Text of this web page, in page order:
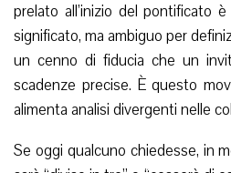
prelato all’inizio del pontificato
significato, ma ambiguo per
un cenno di fiducia che un
scadenze precise. È questo
alimenta analisi divergenti nelle
Se oggi qualcuno chiedesse, in